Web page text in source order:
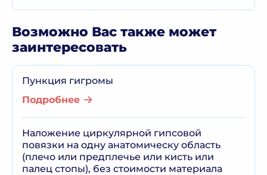
Возможно Вас также может
заинтересовать
Пункция гигромы
Подробнее
Наложение циркулярной гипсовой
повязки на одну анатомическу область
(плечо или предплечье или кисть или
палец стопы), без стоимости материала